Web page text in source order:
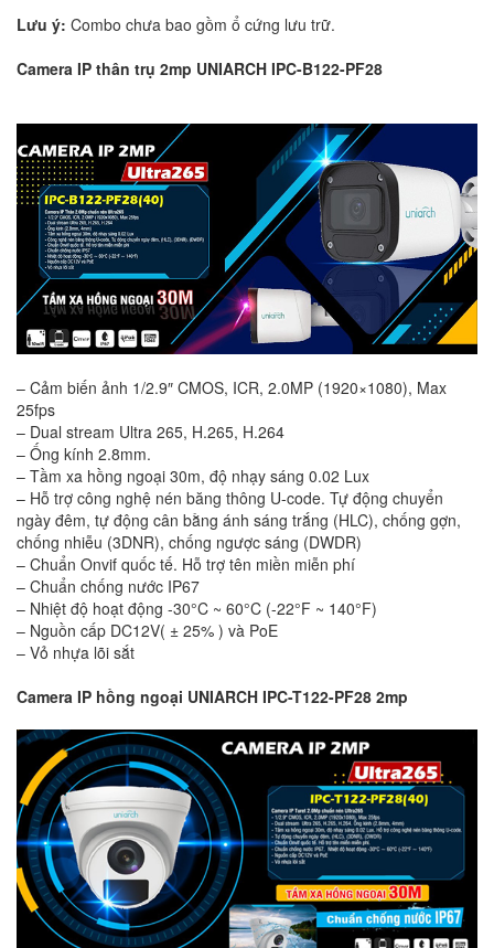
Lưu ý: Combo chưa bao gồm ổ cứng lưu trữ.
Camera IP thân trụ 2mp UNIARCH IPC-B122-PF28
– Cảm biến ảnh 1/2.9″ CMOS, ICR, 2.0MP (1920×1080), Max
25fps
– Dual stream Ultra 265, H.265, H.264
– Ống kính 2.8mm.
– Tầm xa hồng ngoại 30m, độ nhạy sáng 0.02 Lux
– Hỗ trợ công nghệ nén băng thông U-code. Tự động chuyển
ngày đêm, tự động cân bằng ánh sáng trắng (HLC), chống gợn,
chống nhiễu (3DNR), chống ngược sáng (DWDR)
– Chuẩn Onvif quốc tế. Hỗ trợ tên miền miễn phí
– Chuẩn chống nước IP67
– Nhiệt độ hoạt động -30°C ~ 60°C (-22°F ~ 140°F)
– Nguồn cấp DC12V( ± 25% ) và PoE
– Vỏ nhựa lõi sắt
Camera IP hồng ngoại UNIARCH IPC-T122-PF28 2mp